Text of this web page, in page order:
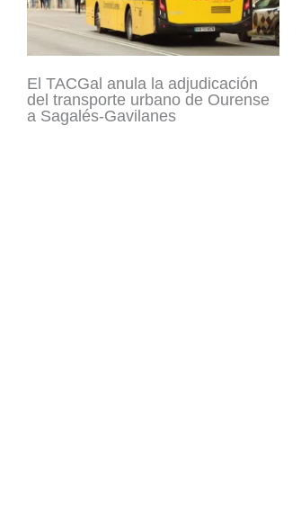
El TACGal anula la adjudicación
del transporte urbano de Ourense
a Sagalés-Gavilanes